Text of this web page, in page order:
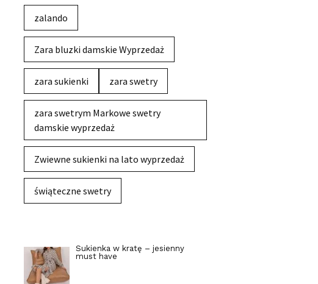
zalando
Zara bluzki damskie Wyprzedaż
zara sukienki zara swetry
zara swetrym Markowe swetry
damskie wyprzedaż
Zwiewne sukienki na lato wyprzedaż
świąteczne swetry
Sukienka w kratę – jesienny
must have